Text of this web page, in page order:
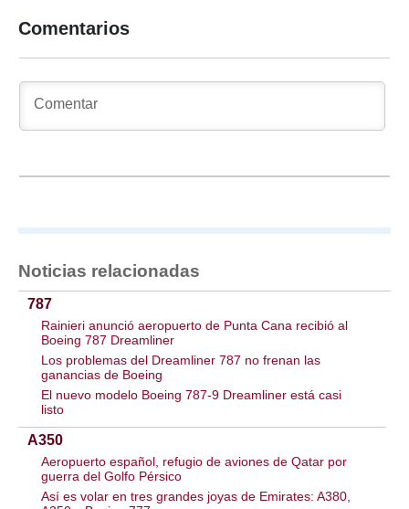
Comentarios
Noticias relacionadas
787
Rainieri anunció aeropuerto de Punta Cana recibió al
Boeing 787 Dreamliner
Los problemas del Dreamliner 787 no frenan las
ganancias de Boeing
El nuevo modelo Boeing 787-9 Dreamliner está casi
listo
A350
Aeropuerto español, refugio de aviones de Qatar por
guerra del Golfo Pérsico
Así es volar en tres grandes joyas de Emirates: A380,